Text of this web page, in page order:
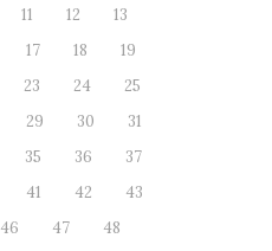
11 12
13
17 18
19
23 24
25
29 30
31
35 36
37
41 42
43
46 47
48